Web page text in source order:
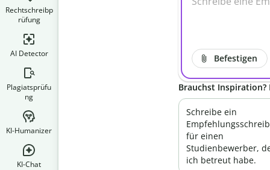
Rechtschreibp
rüfung
AI Detector
Plagiatsprüfu
ng
KI-Humanizer
KI-Chat
Befestigen
Brauchst Inspiration?
Schreibe ein
für einen
Studienbewerber,
ich betreut habe.